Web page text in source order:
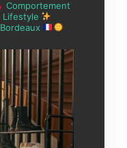
Comportement
Lifestyle
Bordeaux